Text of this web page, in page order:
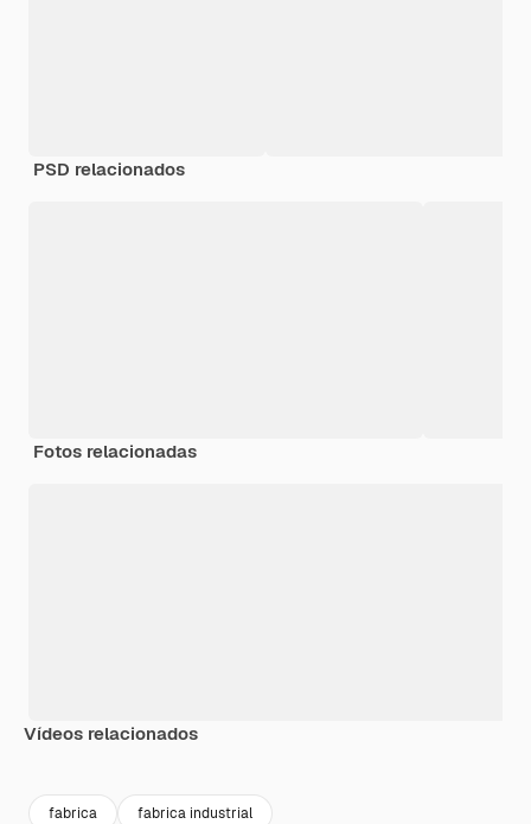
PSD relacionados
Fotos relacionadas
Vídeos relacionados
fabrica fabrica industrial